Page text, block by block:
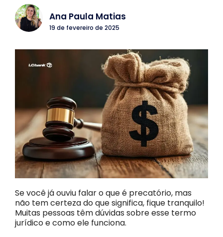
Ana Paula Matias
19 de fevereiro de 2025
Se você já ouviu falar o que é precatório, mas
não tem certeza do que significa, fique tranquilo!
Muitas pessoas têm dúvidas sobre esse termo
jurídico e como ele funciona.